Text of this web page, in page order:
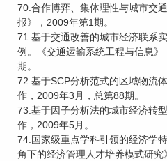
70.合作博弈、集体理性与城市交
报》，2009年第1期。
71.基于交通改善的城市经济联系
例。《交通运输系统工程与信息
期。
72.基于SCP分析范式的区域物流
作，2009年3月，总第88期。
73.基于因子分析法的城市经济转
作，2009年5月。
74.国家级重点学科引领的经济学
角下的经济管理人才培养模式研